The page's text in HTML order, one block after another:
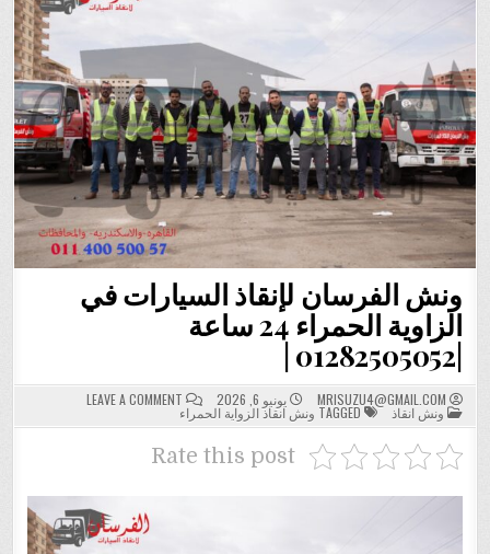
ونش الفرسان لإنقاذ السيارات في
الزاوية الحمراء 24 ساعة
MRISUZU4@GMAIL.COM يونيو 6, 2026 LEAVE A COMMENT
ON
ونش
الفرسان
ساعة
|01282505052
|
POSTED
IN
ونش انقاذ ونش انقاذ الزواية الحمراء
Rate this post